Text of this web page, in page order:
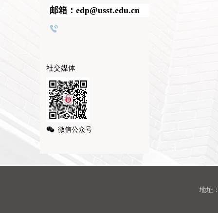
邮箱：edp@usst.edu.cn
社交媒体
微信公众号
地址